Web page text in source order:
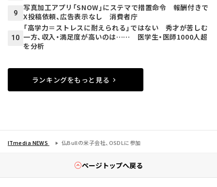
9
写真加工アプリ「SNOW」にステマで措置命令 報酬付きで
X投稿依頼、広告表示なし 消費者庁
10
「高学力＝ストレスに耐えられる」ではない 秀才が苦しむ
一方、収入・満足度が高いのは…… 医学生・医師1000人超
を分析
ランキングをもっと見る
ITmedia NEWS 仏Bullの米子会社、OSDLに参加
ページトップへ戻る